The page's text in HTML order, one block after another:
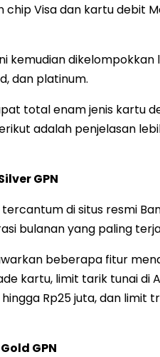
Visa dan kartu debit
kemudian
dan platinum.
total enam jenis kartu
adalah penjelasan
GPN
di situs resmi
bulanan yang paling
beberapa fitur
kartu, limit tarik tunai di
Rp25 juta, dan limit
GPN